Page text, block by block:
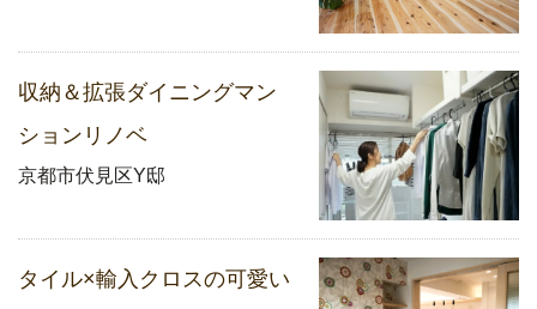
収納＆拡張ダイニングマン
ションリノベ
京都市伏見区Y邸
タイル×輸入クロスの可愛い